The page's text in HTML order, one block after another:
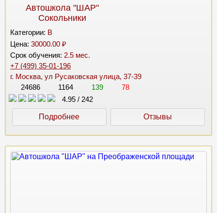
Автошкола "ШАР"
Сокольники
Категории: B
Цена: 30000.00 ₽
Срок обучения: 2.5 мес.
+7 (499) 35-01-196
г. Москва, ул Русаковская улица, 37-39
24686
1164 139
78
4.95 / 242
Подробнее Отзывы